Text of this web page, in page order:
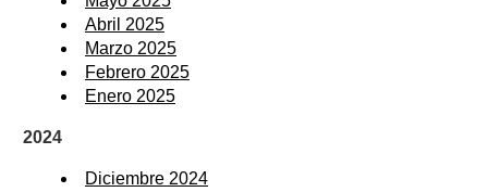
Abril 2025
Marzo 2025
Febrero 2025
Enero 2025
2024
Diciembre 2024